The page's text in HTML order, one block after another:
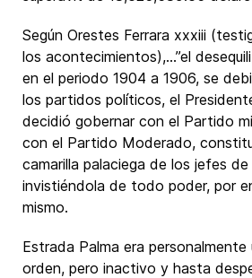
Según Orestes Ferrara xxxiii
los acontecimientos),…”el
en el periodo 1904 a 1906, se
los partidos políticos, el
decidió gobernar con el Partido
con el Partido Moderado,
camarilla palaciega de los jefes
invistiéndola de todo poder, por
mismo.
Estrada Palma era personalmente
orden, pero inactivo y hasta